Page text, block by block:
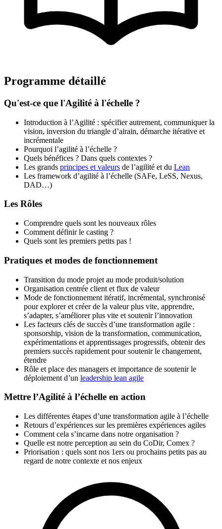
Programme détaillé
Qu'est-ce que l'Agilité à l'échelle ?
Introduction à l’Agilité : spécifier autrement, communiquer la
vision, inversion du triangle d’airain, démarche itérative et
incrémentale
Pourquoi l’agilité à l’échelle ?
Quels bénéfices ? Dans quels contextes ?
Les grands principes et valeurs de l’agilité et du Lean
Les framework d’agilité à l’échelle (SAFe, LeSS, Nexus,
DAD…)
Les Rôles
Comprendre quels sont les nouveaux rôles
Comment définir le casting ?
Quels sont les premiers petits pas !
Pratiques et modes de fonctionnement
Transition du mode projet au mode produit/solution
Organisation centrée client et flux de valeur
Mode de fonctionnement itératif, incrémental, synchronisé
pour explorer et créer de la valeur plus vite, apprendre,
s’adapter, s’améliorer plus vite et soutenir l’innovation
Les facteurs clés de succès d’une transformation agile :
sponsorship, vision de la transformation, communication,
expérimentations et apprentissages progressifs, obtenir des
premiers succès rapidement pour soutenir le changement,
étendre
Rôle et place des managers et importance de soutenir le
déploiement d’un leadership lean agile
Mettre l’Agilité à l’échelle en action
Les différentes étapes d’une transformation agile à l’échelle
Retours d’expériences sur les premières expériences agiles
Comment cela s’incarne dans notre organisation ?
Quelle est notre perception au sein du CoDir, Comex ?
Priorisation : quels sont nos 1ers ou prochains petits pas au
regard de notre contexte et nos enjeux